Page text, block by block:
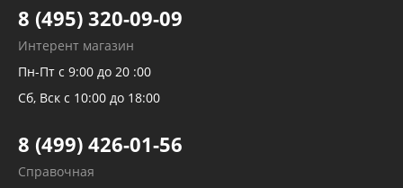
Тормозных трубок
Рукавов гидроусилителей
Рукавов компрессоров и турбин
Трубок кондиционеров
Развертка пайка медных стальных
алюминиевых трубок и штуцеров
8 (495) 320-09-09
Интерент магазин
Пн-Пт с 9:00 до 20 :00
Сб, Вск с 10:00 до 18:00
8 (499) 426-01-56
Справочная